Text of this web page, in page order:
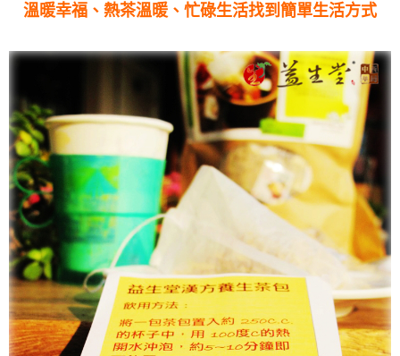
溫暖幸福、熱茶溫暖、忙碌生活找到簡單生活方式